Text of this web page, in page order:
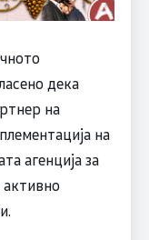
дека
на
на
агенција за